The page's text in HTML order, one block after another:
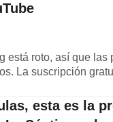
está roto, así que
La suscripción
esta es la